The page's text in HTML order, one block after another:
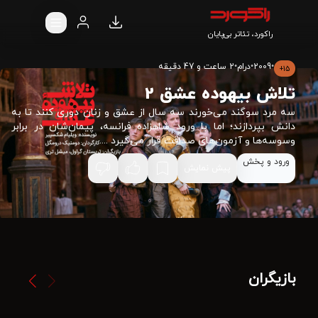
راکورد، تئاتر بی‌پایان
15+
•
2009
•درام•2 ساعت و 47 دقیقه
تلاش بیهوده عشق 2
سه مرد سوگند می‌خورند سه سال از عشق و زنان دوری کنند تا به
دانش بپردازند؛ اما با ورود شاهزاده فرانسه، پیمان‌شان در برابر
وسوسه‌ها و آزمون‌های صداقت قرار می‌گیرد ....
ورود و پخش
بازیگران